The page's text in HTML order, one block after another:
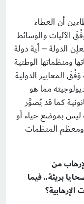
أن العطاء
الآليات والوسائط
الدولة – أية دولة
ومنظماتها الوطنية
المعايير الدولية
مما هو
كما قد يُصوَّر
ليس بموضع حياء أو
المنظمات
من
بريئة.. فيما